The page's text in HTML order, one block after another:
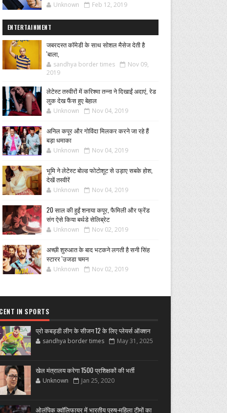
Unknown Feb 12, 2019
ENTERTAINMENT
जबरदस्त कॉमेडी के साथ सोशल मैसेज देती है
'बाला,
sandhya border times
Nov 09,
2019
लेटेस्ट तस्वीरों में करिश्मा तन्ना ने दिखाईं अदाएं, रेड
लुक देख फैंस हुए बेहाल
Unknown Nov 04, 2019
अनिल कपूर और गोविंदा मिलकर करने जा रहे हैं
बड़ा धमाका
Unknown Nov 04, 2019
भूमि ने लेटेस्ट बोल्ड फोटोशूट से उड़ाए सबके होश,
देखें तस्वीरें
Unknown Nov 04, 2019
20 साल की हुईं शनाया कपूर, फैमिली और फ्रेंड
संग ऐसे किया बर्थडे सेलिब्रेट
Unknown Nov 02, 2019
अच्छी शुरुआत के बाद भटकने लगती है सनी सिंह
स्टारर 'उजडा चमन
Unknown Nov 02, 2019
IN SPORTS
प्रो कबड्डी लीग के सीजन 12 के लिए प्लेयर्स ऑक्शन
sandhya border times May 31, 2025
खेल मंत्रालय करेगा 1500 प्रशिक्षकों की भर्ती
Unknown Jan 25, 2020
ओलंपिक क्वॉलिफायर में भारतीय पुरुष-महिला टीमों का